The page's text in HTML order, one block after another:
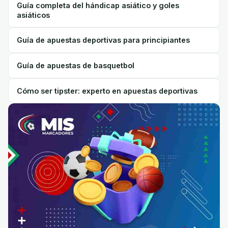
Guía completa del hándicap asiático y goles
asiáticos
Guía de apuestas deportivas para principiantes
Guía de apuestas de basquetbol
Cómo ser tipster: experto en apuestas deportivas